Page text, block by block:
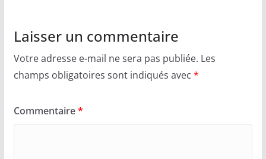
Laisser un commentaire
Votre adresse e-mail ne sera pas publiée. Les
champs obligatoires sont indiqués avec *
Commentaire*